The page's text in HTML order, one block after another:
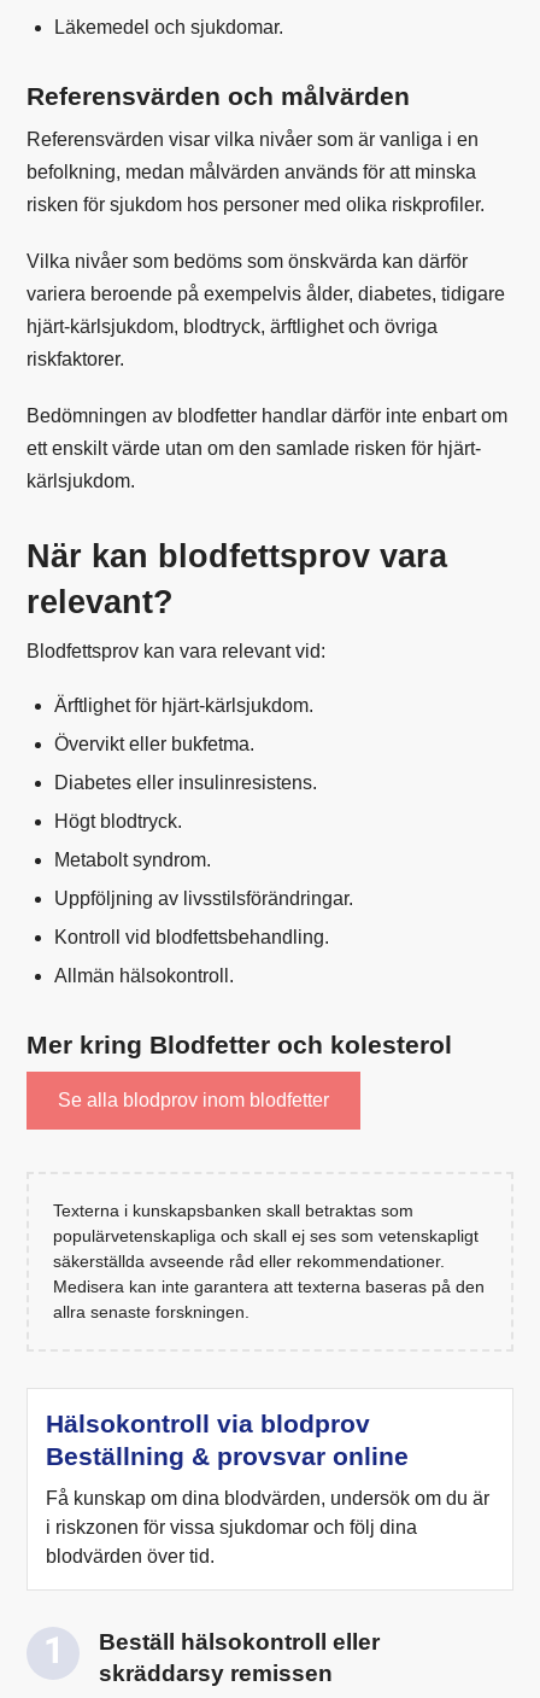
Läkemedel och sjukdomar.
Referensvärden och målvärden
Referensvärden visar vilka nivåer som är vanliga i en
befolkning, medan målvärden används för att minska
risken för sjukdom hos personer med olika riskprofiler.
Vilka nivåer som bedöms som önskvärda kan därför
variera beroende på exempelvis ålder, diabetes, tidigare
hjärt-kärlsjukdom, blodtryck, ärftlighet och övriga
riskfaktorer.
Bedömningen av blodfetter handlar därför inte enbart om
ett enskilt värde utan om den samlade risken för hjärt-
kärlsjukdom.
När kan blodfettsprov vara
relevant?
Blodfettsprov kan vara relevant vid:
Ärftlighet för hjärt-kärlsjukdom.
Övervikt eller bukfetma.
Diabetes eller insulinresistens.
Högt blodtryck.
Metabolt syndrom.
Uppföljning av livsstilsförändringar.
Kontroll vid blodfettsbehandling.
Allmän hälsokontroll.
Mer kring Blodfetter och kolesterol
Se alla blodprov inom blodfetter
Texterna i kunskapsbanken skall betraktas som
populärvetenskapliga och skall ej ses som vetenskapligt
säkerställda avseende råd eller rekommendationer.
Medisera kan inte garantera att texterna baseras på den
allra senaste forskningen.
Hälsokontroll via blodprov
Beställning & provsvar online
Få kunskap om dina blodvärden, undersök om du är
i riskzonen för vissa sjukdomar och följ dina
blodvärden över tid.
Beställ hälsokontroll eller
skräddarsy remissen